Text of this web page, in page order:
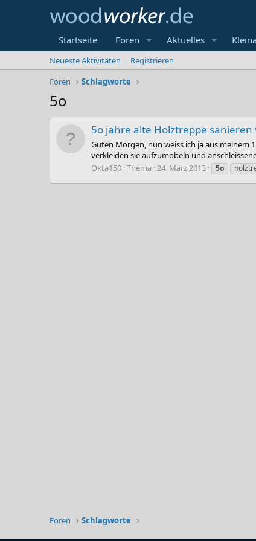
Startseite Foren Aktuelles
Neueste Aktivitäten
Registrieren
Foren
Schlagworte
5o
5o jahre alte Holztreppe sanieren
Guten Morgen, nun weiss ich ja aus meinem
verkleiden sie aufzumöbeln und
Okta150 Thema 24. März 2013 5o
Foren Schlagworte